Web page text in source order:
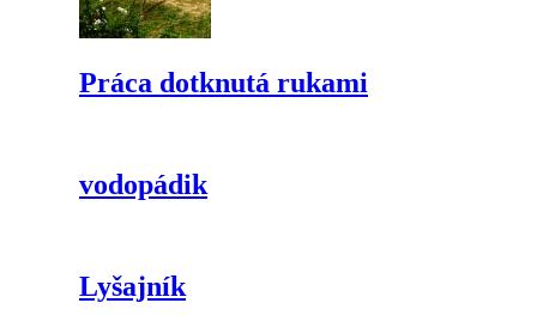
Práca dotknutá rukami
vodopádik
Lyšajník